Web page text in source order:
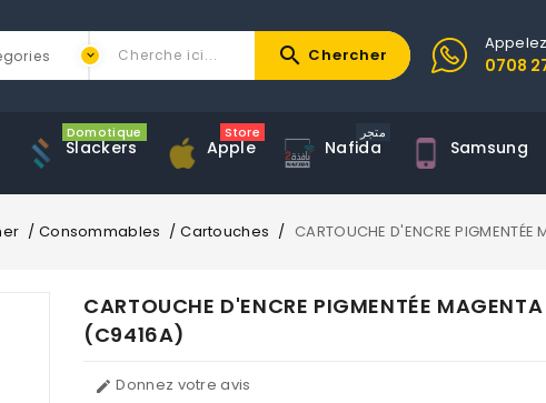
0708
search Chercher
Slackers
Domotique
Apple
Store
Nafida
متجر
Samsung
Consommables Cartouches CARTOUCHE D'ENCRE
CARTOUCHE D'ENCRE PIGMENTÉE
(C9416A)
 Donnez votre avis